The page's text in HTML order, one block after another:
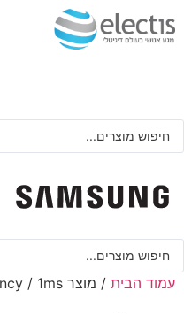
לתוכן
Search
Search
עמוד הבית / מוצר HighResLatency / 1ms